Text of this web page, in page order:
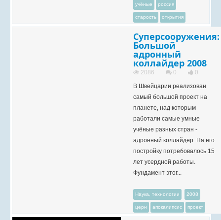
учёные россия
старость открытия
Суперсооружения:
Большой
адронный
коллайдер 2008
2086 0
0
В Швейцарии реализован
самый большой проект на
планете, над которым
работали самые умные
учёные разных стран -
адронный коллайдер. На его
постройку потребовалось 15
лет усердной работы.
Фундамент этог...
Наука, технологии 2008
церн апокалипсис проект